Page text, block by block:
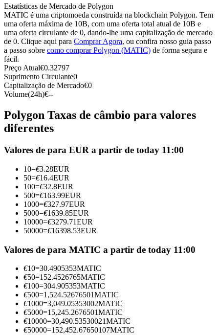
Futuros de USDC
Futuros usando USDC como garantia
Copiar Trading
Desfrute da partilha de lucros e comissões de copy trading
Estatísticas de Mercado de Polygon
MATIC é uma criptomoeda construída na blockchain Polygon. Tem
uma oferta máxima de 10B, com uma oferta total atual de 10B e
uma oferta circulante de 0, dando-lhe uma capitalização de mercado
de 0. Clique aqui para Comprar Agora, ou confira nosso guia passo
a passo sobre como comprar Polygon (MATIC) de forma segura e
fácil.
Preço Atual€0.32797
Suprimento Circulante0
Capitalização de Mercado€0
Volume(24h)€--
Polygon Taxas de câmbio para valores
diferentes
Valores de para EUR a partir de today 11:00
10=€3.28EUR
50=€16.4EUR
100=€32.8EUR
500=€163.99EUR
1000=€327.97EUR
5000=€1639.85EUR
10000=€3279.71EUR
50000=€16398.53EUR
Valores de para MATIC a partir de today 11:00
€10=30.4905353MATIC
€50=152.4526765MATIC
€100=304.905353MATIC
€500=1,524.52676501MATIC
€1000=3,049.05353002MATIC
€5000=15,245.2676501MATIC
€10000=30,490.53530021MATIC
€50000=152,452.67650107MATIC